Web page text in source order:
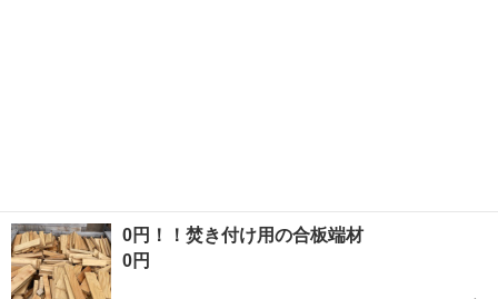
0円！！焚き付け用の合板端材
0円